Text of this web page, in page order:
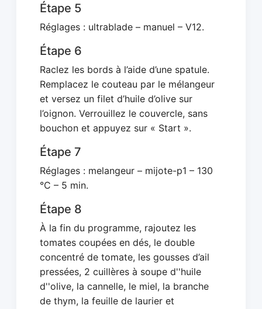
Étape 5
Réglages : ultrablade – manuel – V12.
Étape 6
Raclez les bords à l’aide d’une spatule.
Remplacez le couteau par le mélangeur
et versez un filet d’huile d’olive sur
l’oignon. Verrouillez le couvercle, sans
bouchon et appuyez sur « Start ».
Étape 7
Réglages : melangeur – mijote-p1 – 130
°C – 5 min.
Étape 8
À la fin du programme, rajoutez les
tomates coupées en dés, le double
concentré de tomate, les gousses d’ail
pressées, 2 cuillères à soupe d''huile
d''olive, la cannelle, le miel, la branche
de thym, la feuille de laurier et